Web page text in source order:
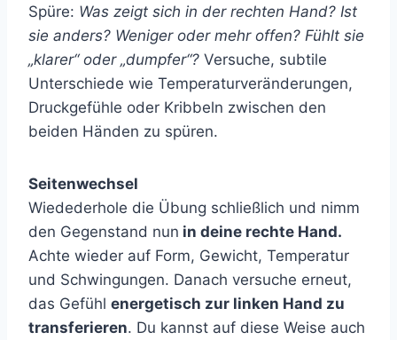
Spüre: Was zeigt sich in der rechten Hand? Ist
sie anders? Weniger oder mehr offen? Fühlt sie
„klarer“ oder „dumpfer“? Versuche, subtile
Unterschiede wie Temperaturveränderungen,
Druckgefühle oder Kribbeln zwischen den
beiden Händen zu spüren.
Seitenwechsel
Wiedederhole die Übung schließlich und nimm
den Gegenstand nun in deine rechte Hand.
Achte wieder auf Form, Gewicht, Temperatur
und Schwingungen. Danach versuche erneut,
das Gefühl energetisch zur linken Hand zu
transferieren. Du kannst auf diese Weise auch